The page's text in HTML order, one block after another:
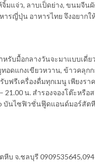
มแจ่ว, ลาบเป็ดย่าง, ขนมจี
หารญี่ปุ่น อาหารไทย จึงอยา
หรับมื้อกลางวันจะมาแบบเ
ดแกงเขียวหวาน, ข้าวคลุก
ฟรีเครื่องดื่มทุกเมนู เพียงร
21.00 น. สำรองจองโต๊ะหรื
บันไซฟิวชั่นฟู๊ดแอนด์มอร์สัต
บ จ.ชลบุรี